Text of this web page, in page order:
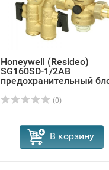
Honeywell (Resideo)
SG160SD-1/2AB
предохранительный
(0)
В корзину